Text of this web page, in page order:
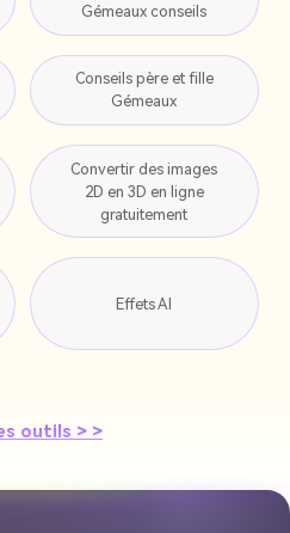
Gémeaux conseils
Conseils père et fille
Gémeaux
Convertir des images
2D en 3D en ligne
gratuitement
Effets AI
outils > >